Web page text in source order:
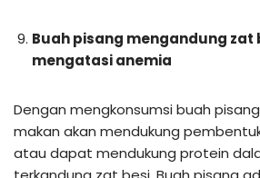
Buah pisang mengandung zat
mengatasi anemia
Dengan mengkonsumsi buah
makan akan mendukung
atau dapat mendukung protein